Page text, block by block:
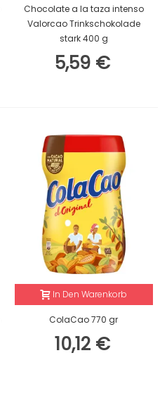
Chocolate a la taza intenso
Valorcao Trinkschokolade
stark 400 g
5,59 €
In Den Warenkorb
ColaCao 770 gr
10,12 €